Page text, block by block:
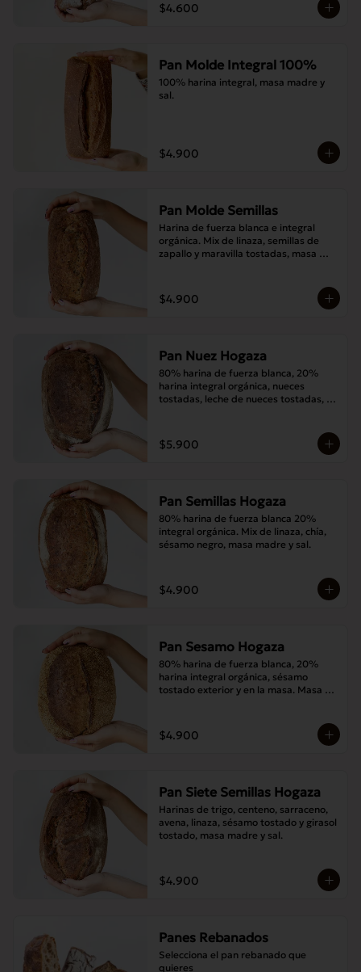
$4.600
Pan Molde Integral 100%
100% harina integral, masa madre y
sal.
$4.900
Pan Molde Semillas
Harina de fuerza blanca e integral
orgánica. Mix de linaza, semillas de
zapallo y maravilla tostadas, masa
$4.900
Pan Nuez Hogaza
80% harina de fuerza blanca, 20%
harina integral orgánica, nueces
tostadas, leche de nueces tostadas,
$5.900
Pan Semillas Hogaza
80% harina de fuerza blanca 20%
integral orgánica. Mix de linaza, chía,
sésamo negro, masa madre y sal.
$4.900
Pan Sesamo Hogaza
80% harina de fuerza blanca, 20%
harina integral orgánica, sésamo
tostado exterior y en la masa. Masa
$4.900
Pan Siete Semillas Hogaza
Harinas de trigo, centeno, sarraceno,
avena, linaza, sésamo tostado y girasol
tostado, masa madre y sal.
$4.900
Panes Rebanados
Selecciona el pan rebanado que
quieres